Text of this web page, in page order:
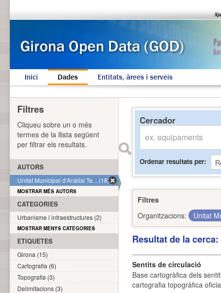
Inici Dades Entitats, àrees i serveis
Cercador
Ordenar resultats per
Filtres
Organitzacions:
Unitat
Resultat de la
Sentits de circulació
Base cartogràfica dels
cartografia topogràfica
Filtres
Cliqueu sobre un o més
termes de la llista següent
per filtrar els resultats.
AUTORS
Unitat Municipal d'Anàlisi Te... (18)
MOSTRAR MÉS AUTORS
CATEGORIES
Urbanisme i infraestructures (2)
MOSTRAR MENYS CATEGORIES
ETIQUETES
Girona (15)
Cartografia (6)
Topografia (3)
Delimitacions (3)